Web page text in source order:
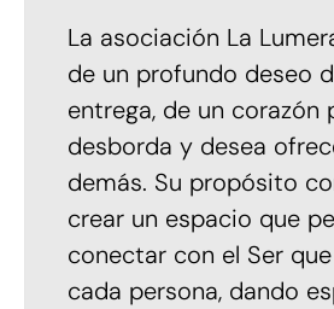
La asociación La
de un profundo deseo
entrega, de un corazón
desborda y desea
demás. Su propósito
crear un espacio que
conectar con el Ser
cada persona, dando